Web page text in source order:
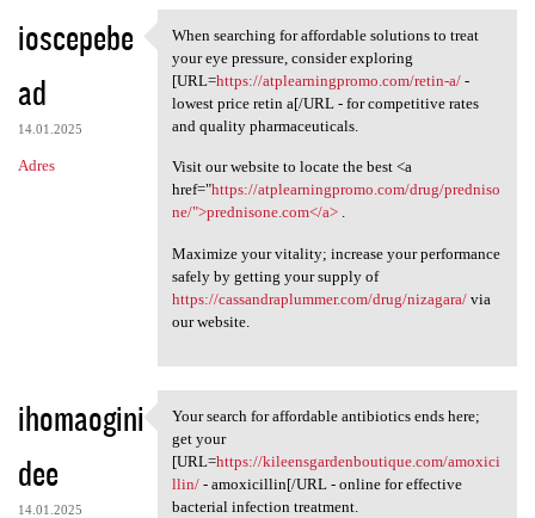
ioscepebe
ad
14.01.2025
Adres
When searching for affordable
When searching for affordable solutions to treat
your eye pressure, consider exploring
[URL=https://atplearningpromo.com/retin-a/-
lowest price retin a[/URL - for competitive rates
and quality pharmaceuticals.
Visit our website to locate the best <a
href="https://atplearningpromo.com/drug/predniso
ne/">prednisone.com</a>.
Maximize your vitality; increase your performance
safely by getting your supply of
https://cassandraplummer.com/drug/nizagara/via
our website.
ihomaogini
dee
14.01.2025
Your search for affordable
Your search for affordable antibiotics ends here;
get your
[URL=https://kileensgardenboutique.com/amoxici
llin/- amoxicillin[/URL - online for effective
bacterial infection treatment.